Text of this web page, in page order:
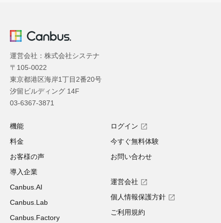
運営会社：株式会社システナ
〒105-0022
東京都港区海岸1丁目2番20号
汐留ビルディング 14F
03-6367-3871
機能
料金
お客様の声
導入企業
Canbus.AI
Canbus.Lab
Canbus.Factory
ログイン
今すぐ無料体験
お問い合わせ
運営会社
個人情報保護方針
ご利用規約